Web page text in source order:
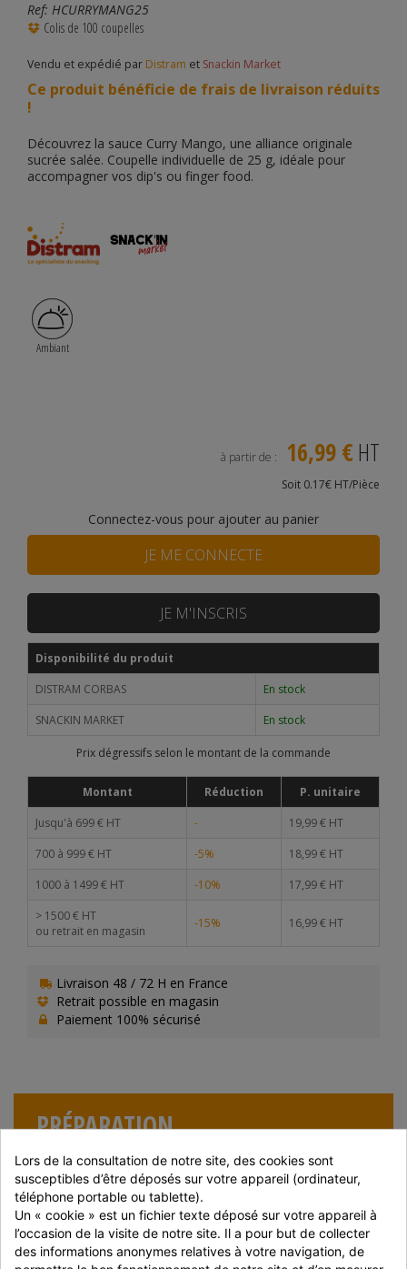
Ref: HCURRYMANG25
Colis de 100 coupelles
Vendu et expédié par Distram et Snackin Market
Ce produit bénéficie de frais de livraison réduits
!
Découvrez la sauce Curry Mango, une alliance originale
sucrée salée. Coupelle individuelle de 25 g, idéale pour
accompagner vos dip's ou finger food.
Ambiant
à partir de : 16,99 € HT
Soit 0.17€ HT/Pièce
Connectez-vous pour ajouter au panier
JE ME CONNECTE
JE M'INSCRIS
Disponibilité du produit
DISTRAM CORBAS
En stock
SNACKIN MARKET
En stock
Prix dégressifs selon le montant de la commande
Montant Réduction
P. unitaire
Jusqu'à 699 € HT
-
19,99 € HT
700 à 999 € HT
-5%
18,99 € HT
1000 à 1499 € HT
-10%
17,99 € HT
> 1500 € HT
ou retrait en magasin
-15% 16,99 € HT
Livraison 48 / 72 H en France
Retrait possible en magasin
Paiement 100% sécurisé
PRÉPARATION
Produit prêt à l'emploi
COMPOSITION
Huile végétale, eau, vinaigre d'alcool, sucre, jus de mangue 4
Lors de la consultation de notre site, des cookies sont
susceptibles d’être déposés sur votre appareil (ordinateur,
téléphone portable ou tablette).
Un « cookie » est un fichier texte déposé sur votre appareil à
l’occasion de la visite de notre site. Il a pour but de collecter
des informations anonymes relatives à votre navigation, de